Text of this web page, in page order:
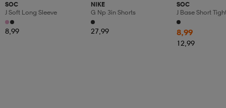
SOC
J Soft Long Sleeve
8,99
NIKE
G Np 3in Shorts
27,99
SOC
J Base Short
8,99
12,99